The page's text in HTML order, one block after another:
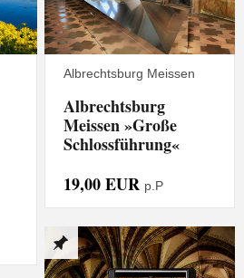
Albrechtsburg Meissen
Albrechtsburg
Meissen »Große
Schlossführung«
19,00 EUR p.P